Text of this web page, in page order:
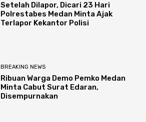
Setelah Dilapor, Dicari 23 Hari
Polrestabes Medan Minta Ajak
Terlapor Kekantor Polisi
BREAKING NEWS
Ribuan Warga Demo Pemko Medan
Minta Cabut Surat Edaran,
Disempurnakan